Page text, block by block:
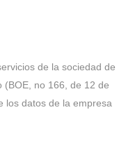
de la sociedad de
(BOE, no 166, de 12 de
los datos de la empresa